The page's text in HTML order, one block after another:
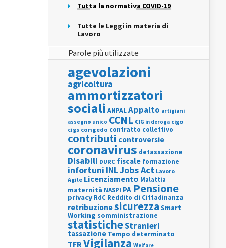
Tutta la normativa COVID-19
Tutte le Leggi in materia di
Lavoro
Parole più utilizzate
agevolazioni
agricoltura
ammortizzatori
sociali ANPALAppalto artigiani
assegno unico CCNL CIG in deroga cigo
cigs congedo contratto collettivo
contributi controversie
coronavirus detassazione
Disabili DURC fiscale formazione
infortuni INLJobs Act Lavoro
Agile Licenziamento Malattia
maternità NASPI PA Pensione
privacy RdC Reddito di Cittadinanza
retribuzionesicurezza Smart
Working somministrazione
statisticheStranieri
tassazione Tempo determinato
TFRVigilanza Welfare